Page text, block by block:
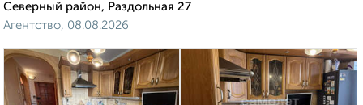
Северный район, Раздольная 27
Агентство, 08.08.2026